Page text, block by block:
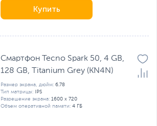
Купить
Смартфон Tecno Spark 50, 4 GB,
128 GB, Titanium Grey (KN4N)
Размер экрана, дюйм: 6.78
Тип матрицы:
IPS
Разрешение экрана: 1600 x 720
Объем оперативной памяти: 4 ГБ